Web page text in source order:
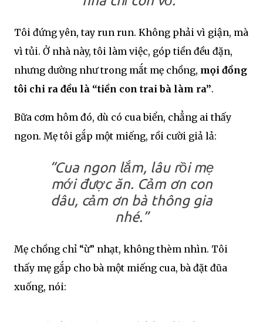
Tôi đứng yên, tay run run. Không phải vì giận, mà
vì tủi. Ở nhà này, tôi làm việc, góp tiền đều đặn,
nhưng dường như trong mắt mẹ chồng, mọi đồng
tôi chi ra đều là “tiền con trai bà làm ra”.
Bữa cơm hôm đó, dù có cua biển, chẳng ai thấy
ngon. Mẹ tôi gắp một miếng, rồi cười giả lả:
“Cua ngon lắm, lâu rồi mẹ
mới được ăn. Cảm ơn con
dâu, cảm ơn bà thông gia
nhé.”
Mẹ chồng chỉ “ừ” nhạt, không thèm nhìn. Tôi
thấy mẹ gắp cho bà một miếng cua, bà đặt đũa
xuống, nói: